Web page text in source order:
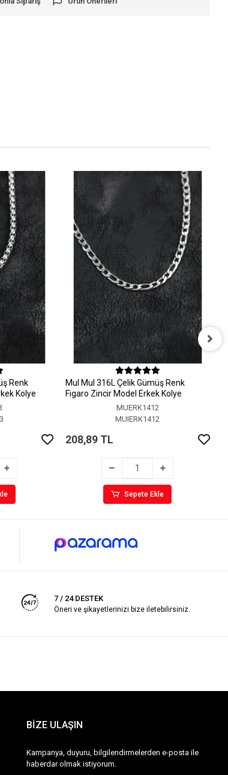
Renk
Kolye
MuI MuI 316L Çelik Gümüş Renk
Figaro Zincir Model Erkek Kolye
MUERK1412
MUIERK1412
208,89 TL
Sepete Ekle
7 / 24 DESTEK
Öneri ve şikayetlerinizi bize iletebilirsiniz.
BİZE ULAŞIN
Kampanya, duyuru, bilgilendirmelerden e-posta ile
haberdar olmak istiyorum.